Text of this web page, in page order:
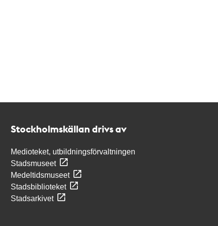
Stockholmskällan drivs av
Medioteket, utbildningsförvaltningen
Stadsmuseet
Medeltidsmuseet
Stadsbiblioteket
Stadsarkivet